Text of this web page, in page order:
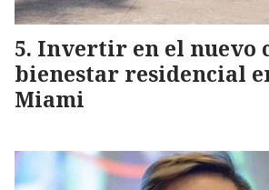
Invertir en el nuevo
bienestar residencial
Miami